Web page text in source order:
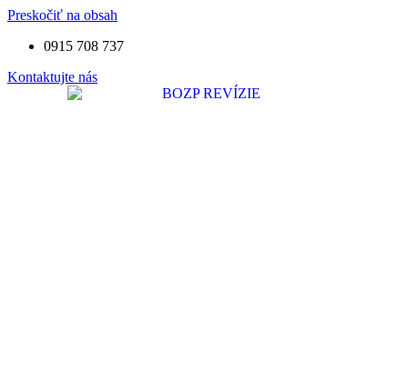
Preskočiť na obsah
0915 708 737
Kontaktujte nás